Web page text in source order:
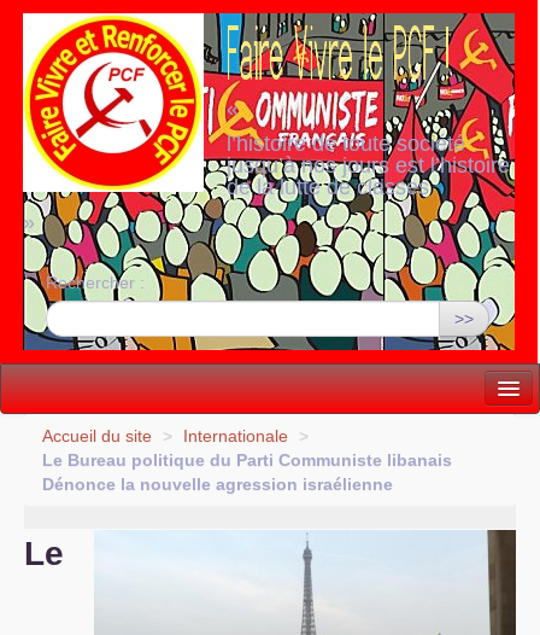
«
l’histoire de toute société
jusqu’à nos jours est l’histoire
de la lutte de classes
»
Rechercher :
>>
Vie politique
Lutter, Unir...
Accueil du site > Internationale
>
Le Bureau politique du Parti Communiste libanais
Dénonce la nouvelle agression israélienne
Le